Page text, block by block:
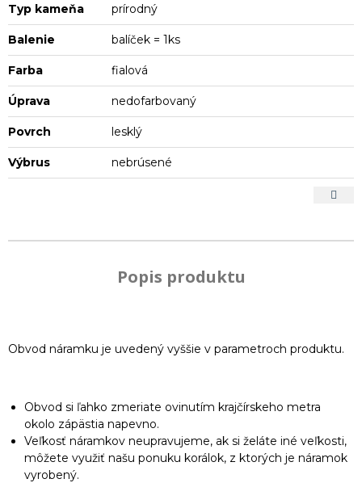
Typ kameňa prírodný
Balenie balíček = 1ks
Farba fialová
Úprava nedofarbovaný
Povrch lesklý
Výbrus nebrúsené
Popis produktu
Obvod náramku je uvedený vyššie v parametroch produktu.
Obvod si ľahko zmeriate ovinutím krajčírskeho metra
okolo zápästia napevno.
Veľkosť náramkov neupravujeme, ak si želáte iné veľkosti,
môžete využiť našu ponuku korálok, z ktorých je náramok
vyrobený.